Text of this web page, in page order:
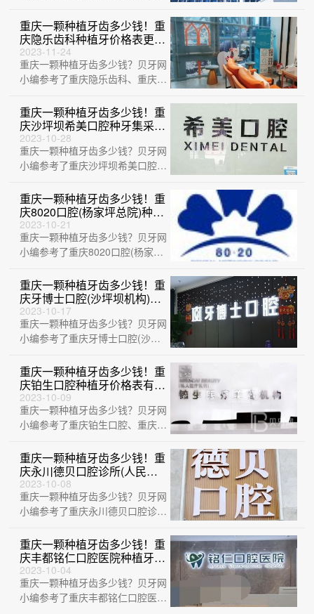
新壹美即适口···
重庆一颗种植牙齿多少钱！重
庆隐乐齿科种植牙价格表更
新，国产康盛种植牙价格：
4622元起/颗！
2023-11-24
重庆一颗种植牙齿多少钱？贝牙网
小编参考了重庆隐乐齿科、重庆合
腔医院(星···
重庆一颗种植牙齿多少钱！重
庆沙坪坝希美口腔种牙集采价
来了，德国普鲁士Prussian：
6275元起/颗！
2023-10-28
重庆一颗种植牙齿多少钱？贝牙网
小编参考了重庆沙坪坝希美口腔、
市建国口···
重庆一颗种植牙齿多少钱！重
庆8020口腔(杨家坪总院)种牙
价格表（今日更新/实时），
国产康盛种植牙价格：4229
元起/颗！
2023-10-21
重庆一颗种植牙齿多少钱？贝牙网
小编参考了重庆8020口腔(杨家坪
区)···
重庆一颗种植牙齿多少钱！重
庆牙博士口腔(沙坪坝机构)种
牙超划算，国产清水种植牙价
格：3956元起/颗！
2023-10-17
重庆一颗种植牙齿多少钱？贝牙网
小编参考了重庆牙博士口腔(沙坪
重庆牙博士···
重庆一颗种植牙齿多少钱！重
庆铂生口腔种植牙价格表有
了，瑞典诺贝尔CC种植牙：
8575元起/颗！
2023-10-09
重庆一颗种植牙齿多少钱？贝牙网
小编参考了重庆铂生口腔、重庆维
(开州区···
重庆一颗种植牙齿多少钱！重
庆永川德贝口腔诊所(人民南
路店)种植牙收费表公布，瑞
典Astra种植牙：9971元起/
颗！
2023-10-08
重庆一颗种植牙齿多少钱？贝牙网
小编参考了重庆永川德贝口腔诊所
江分院)···
重庆一颗种植牙齿多少钱！重
庆丰都铭仁口腔医院种植牙价
格一览表，瑞士百丹特
Biodente种植牙：9298元起/
颗！
2023-10-04
重庆一颗种植牙齿多少钱？贝牙网
小编参考了重庆丰都铭仁口腔医